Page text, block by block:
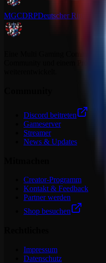
MGCDRPDeutscher Ritter Platz
Discord beitreten
Gameserver
Streamer
News & Updates
Creator-Programm
Kontakt & Feedback
Partner werden
Shop besuchen
Impressum
Datenschutz